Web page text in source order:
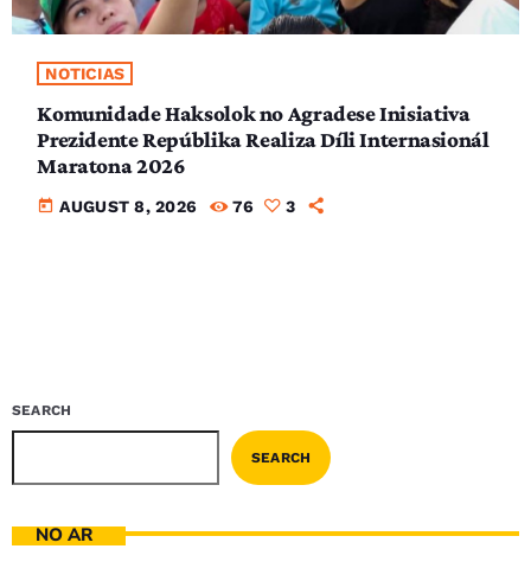
NOTICIAS
Komunidade Haksolok no Agradese Inisiativa
Prezidente Repúblika Realiza Díli Internasionál
Maratona 2026
today AUGUST 8, 2026 76 3
SEARCH
SEARCH
NO AR